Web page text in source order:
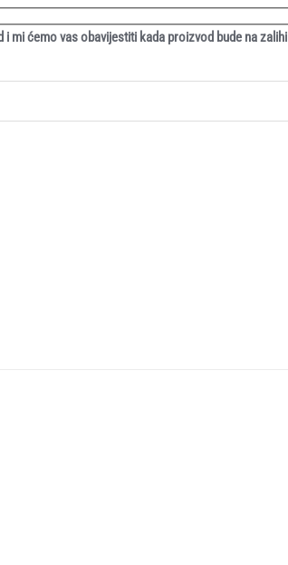
mi ćemo vas obavijestiti kada proizvod bude na zalihi